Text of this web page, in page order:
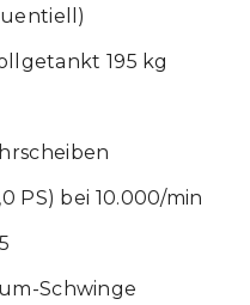
195 kg
PS) bei 10.000/min
Schwinge